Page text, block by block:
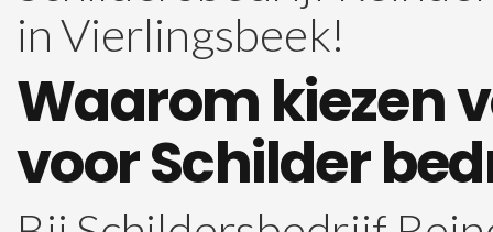
in Vierlingsbeek!
Waarom kiezen
voor Schilder